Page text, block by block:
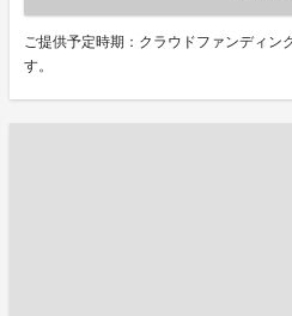
ご提供予定時期：クラウドファンディン
す。